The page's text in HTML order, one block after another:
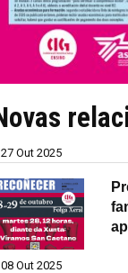
27 Out 2025
08 Out 2025